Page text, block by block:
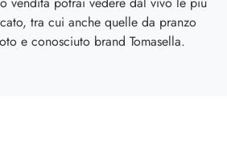
tra cui anche quelle da pranzo
e conosciuto brand Tomasella.